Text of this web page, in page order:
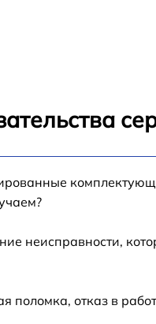
Samsung
неисправности,
поломка, отказ в